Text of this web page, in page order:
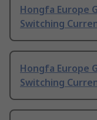
Hongfa Europe
Switching
Hongfa Europe
Switching